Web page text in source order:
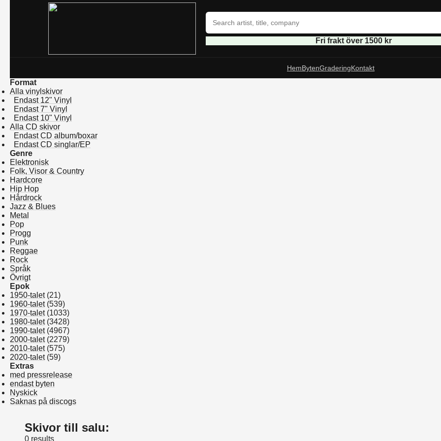
Fri frakt över 1500 kr
HemBytenGraderingKontakt
Format
Alla vinylskivor
Endast 12" Vinyl
Endast 7" Vinyl
Endast 10" Vinyl
Alla CD skivor
Endast CD album/boxar
Endast CD singlar/EP
Genre
Elektronisk
Folk, Visor & Country
Hardcore
Hip Hop
Hårdrock
Jazz & Blues
Metal
Pop
Progg
Punk
Reggae
Rock
Språk
Övrigt
Epok
1950-talet(21)
1960-talet(539)
1970-talet(1033)
1980-talet(3428)
1990-talet(4967)
2000-talet(2279)
2010-talet(575)
2020-talet(59)
Extras
med pressrelease
endast byten
Nyskick
Saknas på discogs
Skivor till salu:
0 results